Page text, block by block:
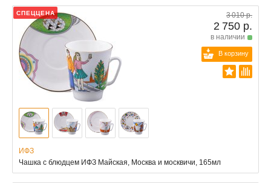
СПЕЦЦЕНА 3 010 р.
2 750 р.
в наличии
В корзину
ИФЗ
Чашка с блюдцем ИФЗ Майская, Москва и москвичи, 165мл